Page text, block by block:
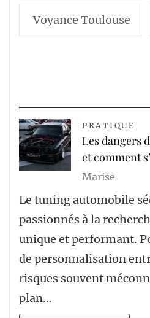
Voyance Toulouse
PRATIQUE
Les dangers
et comment
Marise
Le tuning automobile
passionnés à la
unique et performant.
de personnalisation
risques souvent
plan…